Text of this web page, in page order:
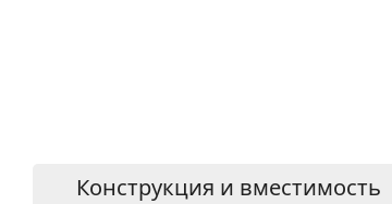
Конструкция и вместимость